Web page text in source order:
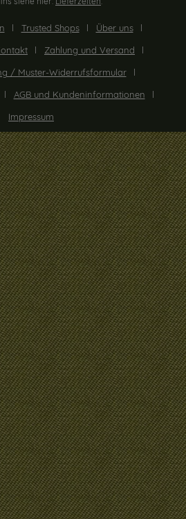
Trusted Shops
Über uns
Zahlung und Versand
/ Muster-Widerrufsformular
AGB und Kundeninformationen
Impressum